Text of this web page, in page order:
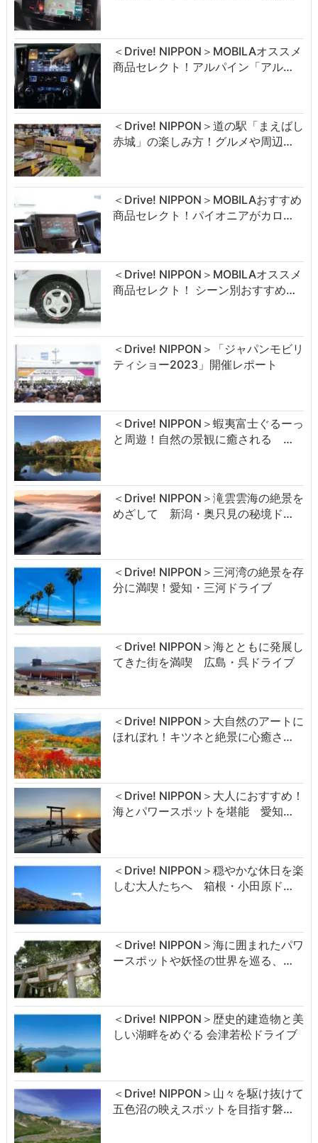
＜Drive! NIPPON＞MOBILAオススメ
商品セレクト！アルパイン「アル…
＜Drive! NIPPON＞道の駅「まえばし
赤城」の楽しみ方！グルメや周辺…
＜Drive! NIPPON＞MOBILAおすすめ
商品セレクト！パイオニアがカロ…
＜Drive! NIPPON＞MOBILAオススメ
商品セレクト！ シーン別おすすめ…
＜Drive! NIPPON＞「ジャパンモビリ
ティショー2023」開催レポート
＜Drive! NIPPON＞蝦夷富士ぐるーっ
と周遊！自然の景観に癒される …
＜Drive! NIPPON＞滝雲雲海の絶景を
めざして 新潟・奥只見の秘境ド…
＜Drive! NIPPON＞三河湾の絶景を存
分に満喫！愛知・三河ドライブ
＜Drive! NIPPON＞海とともに発展し
てきた街を満喫 広島・呉ドライブ
＜Drive! NIPPON＞大自然のアートに
ほれぼれ！キツネと絶景に心癒さ…
＜Drive! NIPPON＞大人におすすめ！
海とパワースポットを堪能 愛知…
＜Drive! NIPPON＞穏やかな休日を楽
しむ大人たちへ 箱根・小田原ド…
＜Drive! NIPPON＞海に囲まれたパワ
ースポットや妖怪の世界を巡る、…
＜Drive! NIPPON＞歴史的建造物と美
しい湖畔をめぐる 会津若松ドライブ
＜Drive! NIPPON＞山々を駆け抜けて
五色沼の映えスポットを目指す磐…